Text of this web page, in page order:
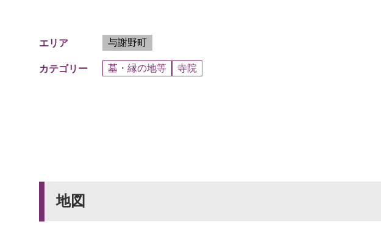
エリア 与謝野町
カテゴリー 墓・縁の地等 寺院
地図